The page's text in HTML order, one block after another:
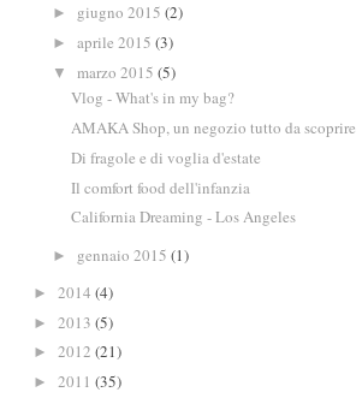
► giugno 2015 (2)
► aprile 2015 (3)
▼ marzo 2015 (5)
Vlog - What's in my bag?
AMAKA Shop, un negozio tutto da scoprire
Di fragole e di voglia d'estate
Il comfort food dell'infanzia
California Dreaming - Los Angeles
► gennaio 2015 (1)
► 2014 (4)
► 2013 (5)
► 2012 (21)
► 2011 (35)